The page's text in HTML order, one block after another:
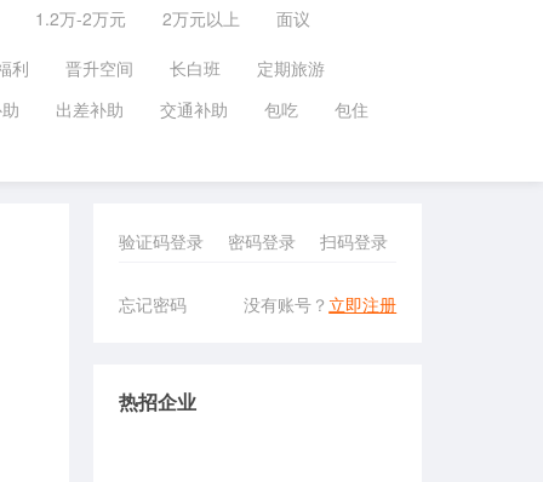
1.2万-2万元 2万元以上 面议
利 晋升空间 长白班
定期旅游
出差补助 交通补助 包吃 包住
验证码登录 密码登录 扫码登录
忘记密码 没有账号？ 立即注册
热招企业